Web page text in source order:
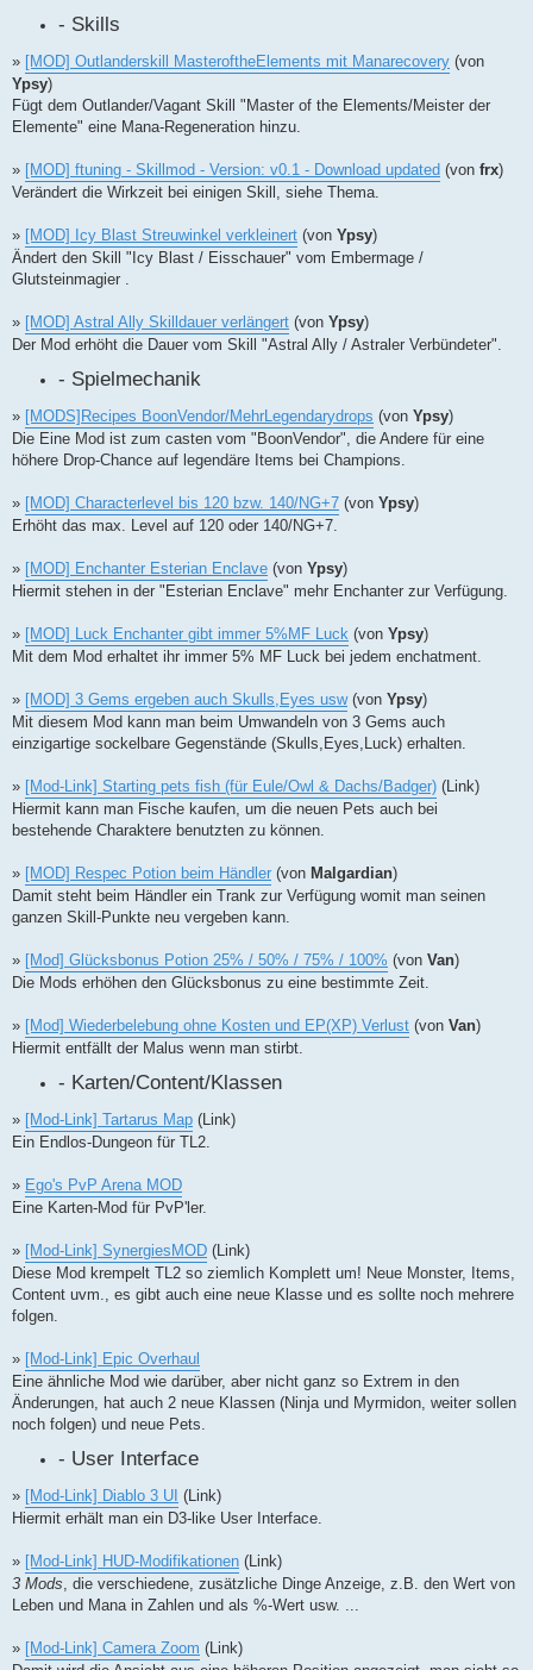
- Skills
» [MOD] Outlanderskill MasteroftheElements mit Manarecovery (von
Ypsy)
Fügt dem Outlander/Vagant Skill "Master of the Elements/Meister der
Elemente" eine Mana-Regeneration hinzu.
» [MOD] ftuning - Skillmod - Version: v0.1 - Download updated (von frx)
Verändert die Wirkzeit bei einigen Skill, siehe Thema.
» [MOD] Icy Blast Streuwinkel verkleinert (von Ypsy)
Ändert den Skill "Icy Blast / Eisschauer" vom Embermage /
Glutsteinmagier .
» [MOD] Astral Ally Skilldauer verlängert (von Ypsy)
Der Mod erhöht die Dauer vom Skill "Astral Ally / Astraler Verbündeter".
- Spielmechanik
» [MODS]Recipes BoonVendor/MehrLegendarydrops (von Ypsy)
Die Eine Mod ist zum casten vom "BoonVendor", die Andere für eine
höhere Drop-Chance auf legendäre Items bei Champions.
» [MOD] Characterlevel bis 120 bzw. 140/NG+7 (von Ypsy)
Erhöht das max. Level auf 120 oder 140/NG+7.
» [MOD] Enchanter Esterian Enclave (von Ypsy)
Hiermit stehen in der "Esterian Enclave" mehr Enchanter zur Verfügung.
» [MOD] Luck Enchanter gibt immer 5%MF Luck (von Ypsy)
Mit dem Mod erhaltet ihr immer 5% MF Luck bei jedem enchatment.
» [MOD] 3 Gems ergeben auch Skulls,Eyes usw(von Ypsy)
Mit diesem Mod kann man beim Umwandeln von 3 Gems auch
einzigartige sockelbare Gegenstände (Skulls,Eyes,Luck) erhalten.
» [Mod-Link] Starting pets fish (für Eule/Owl & Dachs/Badger) (Link)
Hiermit kann man Fische kaufen, um die neuen Pets auch bei
bestehende Charaktere benutzten zu können.
» [MOD] Respec Potion beim Händler (von Malgardian)
Damit steht beim Händler ein Trank zur Verfügung womit man seinen
ganzen Skill-Punkte neu vergeben kann.
» [Mod] Glücksbonus Potion 25% / 50% / 75% / 100% (von Van)
Die Mods erhöhen den Glücksbonus zu eine bestimmte Zeit.
» [Mod] Wiederbelebung ohne Kosten und EP(XP) Verlust (von Van)
Hiermit entfällt der Malus wenn man stirbt.
- Karten/Content/Klassen
» [Mod-Link] Tartarus Map (Link)
Ein Endlos-Dungeon für TL2.
» Ego's PvP Arena MOD
Eine Karten-Mod für PvP'ler.
» [Mod-Link] SynergiesMOD (Link)
Diese Mod krempelt TL2 so ziemlich Komplett um! Neue Monster, Items,
Content uvm., es gibt auch eine neue Klasse und es sollte noch mehrere
folgen.
» [Mod-Link] Epic Overhaul
Eine ähnliche Mod wie darüber, aber nicht ganz so Extrem in den
Änderungen, hat auch 2 neue Klassen (Ninja und Myrmidon, weiter sollen
noch folgen) und neue Pets.
- User Interface
» [Mod-Link] Diablo 3 UI (Link)
Hiermit erhält man ein D3-like User Interface.
» [Mod-Link] HUD-Modifikationen (Link)
3 Mods , die verschiedene, zusätzliche Dinge Anzeige, z.B. den Wert von
Leben und Mana in Zahlen und als %-Wert usw. ...
» [Mod-Link] Camera Zoom (Link)